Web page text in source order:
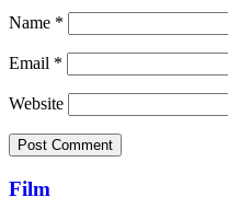
Name *
Email *
Website
Film